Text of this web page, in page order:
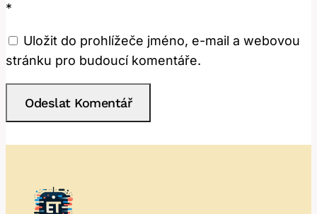
*
Uložit do prohlížeče jméno, e-mail a webovou
stránku pro budoucí komentáře.